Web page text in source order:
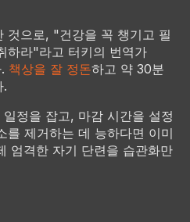
것으로, "건강을 꼭 챙기고 필
하라"라고 터키의 번역가
책상을 잘 정돈하고 약 30분
.
정을 잡고, 마감 시간을 설정
를 제거하는 데 능하다면 이미
엄격한 자기 단련을 습관화만